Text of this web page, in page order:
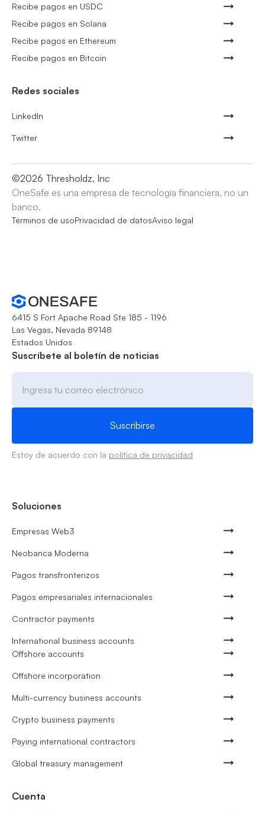
Recibe pagos en USDC
Recibe pagos en Solana
Recibe pagos en Ethereum
Recibe pagos en Bitcoin
Redes sociales
LinkedIn
Twitter
©2026 Thresholdz, Inc
OneSafe es una empresa de tecnología financiera, no un
banco.
Términos de usoPrivacidad de datosAviso legal
6415 S Fort Apache Road Ste 185 - 1196
Las Vegas, Nevada 89148
Estados Unidos
Suscríbete al boletín de noticias
Estoy de acuerdo con la política de privacidad
Soluciones
Empresas Web3
Neobanca Moderna
Pagos transfronterizos
Pagos empresariales internacionales
Contractor payments
International business accounts
Offshore accounts
Offshore incorporation
Multi-currency business accounts
Crypto business payments
Paying international contractors
Global treasury management
Cuenta